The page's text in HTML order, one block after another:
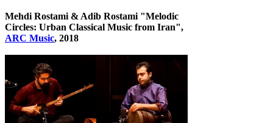
Mehdi Rostami & Adib Rostami "Melodic
Circles: Urban Classical Music from Iran",
ARC Music, 2018